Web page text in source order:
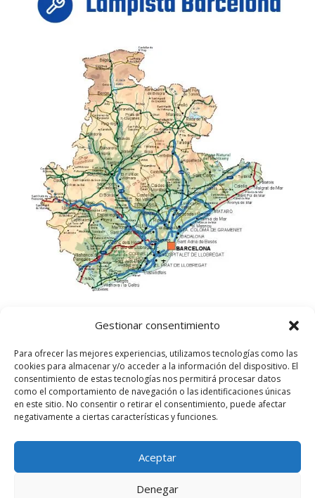
Gestionar consentimiento
Para ofrecer las mejores experiencias, utilizamos tecnologías como las
cookies para almacenar y/o acceder a la información del dispositivo. El
consentimiento de estas tecnologías nos permitirá procesar datos
como el comportamiento de navegación o las identificaciones únicas
en este sitio. No consentir o retirar el consentimiento, puede afectar
negativamente a ciertas características y funciones.
Aceptar
Denegar
Lampista Barcelona. Todos los derechos
reservados.
Política de privacidad